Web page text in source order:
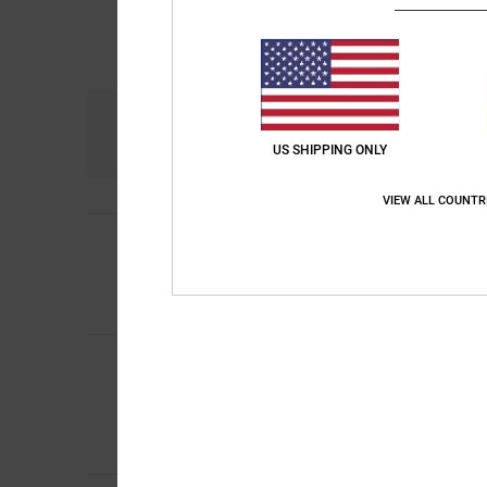
Komfort
5.0
US SHIPPING ONLY
VIEW ALL